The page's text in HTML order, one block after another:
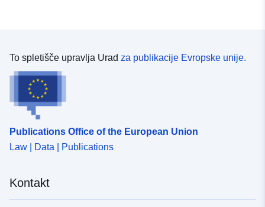
To spletišče upravlja Urad za publikacije Evropske unije.
Publications Office of the European Union
Law | Data | Publications
Kontakt